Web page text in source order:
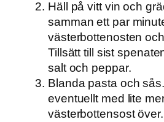
Häll på vitt vin och
samman ett par
västerbottenosten
Tillsätt till sist
salt och peppar.
Blanda pasta och
eventuellt med lite
västerbottensost över.